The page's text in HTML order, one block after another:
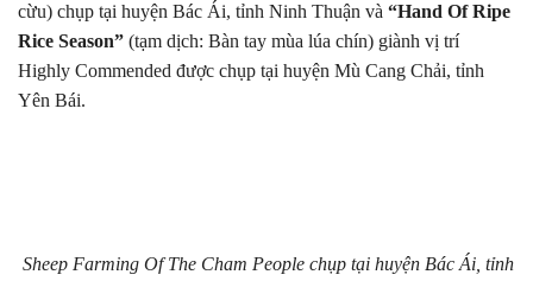
cừu) chụp tại huyện Bác Ái, tỉnh Ninh Thuận và “Hand Of Ripe
Rice Season” (tạm dịch: Bàn tay mùa lúa chín) giành vị trí
Highly Commended được chụp tại huyện Mù Cang Chải, tỉnh
Yên Bái.
Sheep Farming Of The Cham People chụp tại huyện Bác Ái, tỉnh